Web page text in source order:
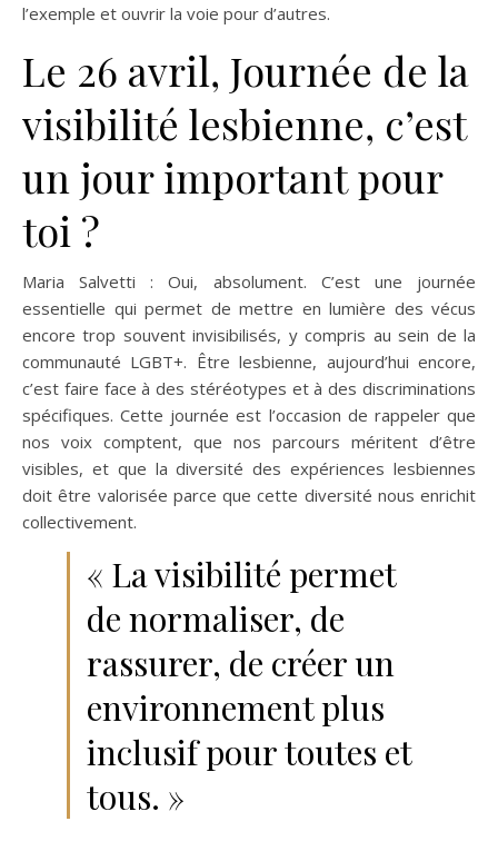
l’exemple et ouvrir la voie pour d’autres.
Le 26 avril, Journée de la
visibilité lesbienne, c’est
un jour important pour
toi ?
Maria Salvetti : Oui, absolument. C’est une journée
essentielle qui permet de mettre en lumière des vécus
encore trop souvent invisibilisés, y compris au sein de la
communauté LGBT+. Être lesbienne, aujourd’hui encore,
c’est faire face à des stéréotypes et à des discriminations
spécifiques. Cette journée est l’occasion de rappeler que
nos voix comptent, que nos parcours méritent d’être
visibles, et que la diversité des expériences lesbiennes
doit être valorisée parce que cette diversité nous enrichit
collectivement.
« La visibilité permet
de normaliser, de
rassurer, de créer un
environnement plus
inclusif pour toutes et
tous. »